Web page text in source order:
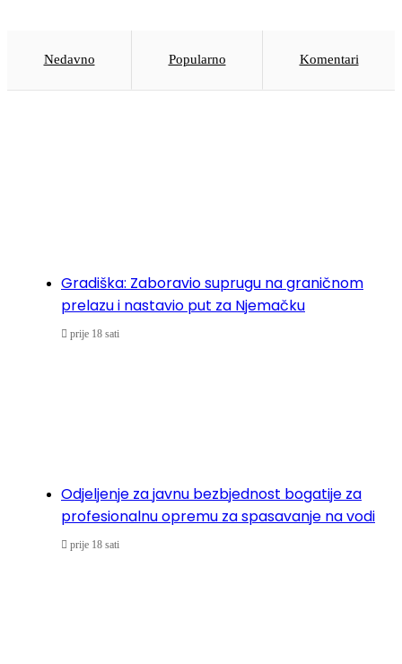
Nedavno Popularno Komentari
Gradiška: Zaboravio suprugu na graničnom
prelazu i nastavio put za Njemačku
prije 18 sati
Odjeljenje za javnu bezbjednost bogatije za
profesionalnu opremu za spasavanje na vodi
prije 18 sati